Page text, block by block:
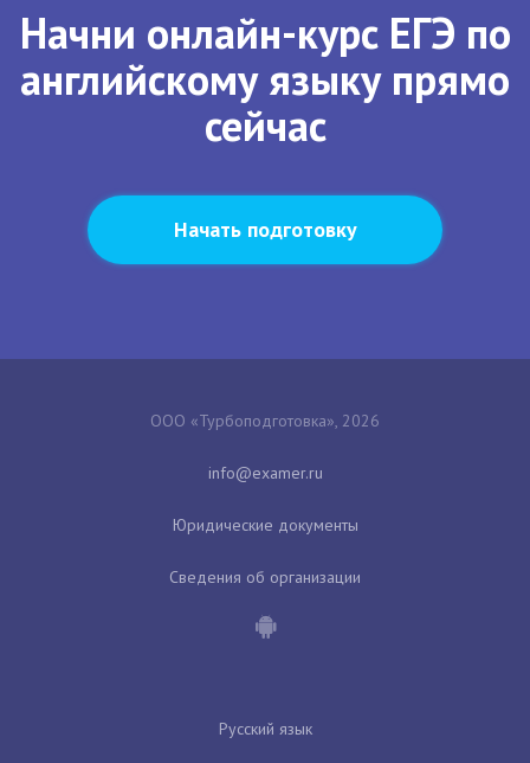
Начни онлайн-курс ЕГЭ по
английскому языку прямо
сейчас
Начать подготовку
ООО «Турбоподготовка», 2026
Юридические документы
Сведения об организации
Русский язык